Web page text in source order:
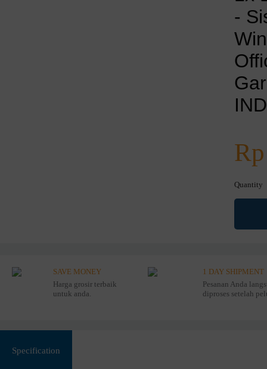
-
Quantity
SAVE MONEY
Harga grosir terbaik
untuk anda.
1 DAY SHIPMENT
Pesanan Anda
diproses setelah
Specification